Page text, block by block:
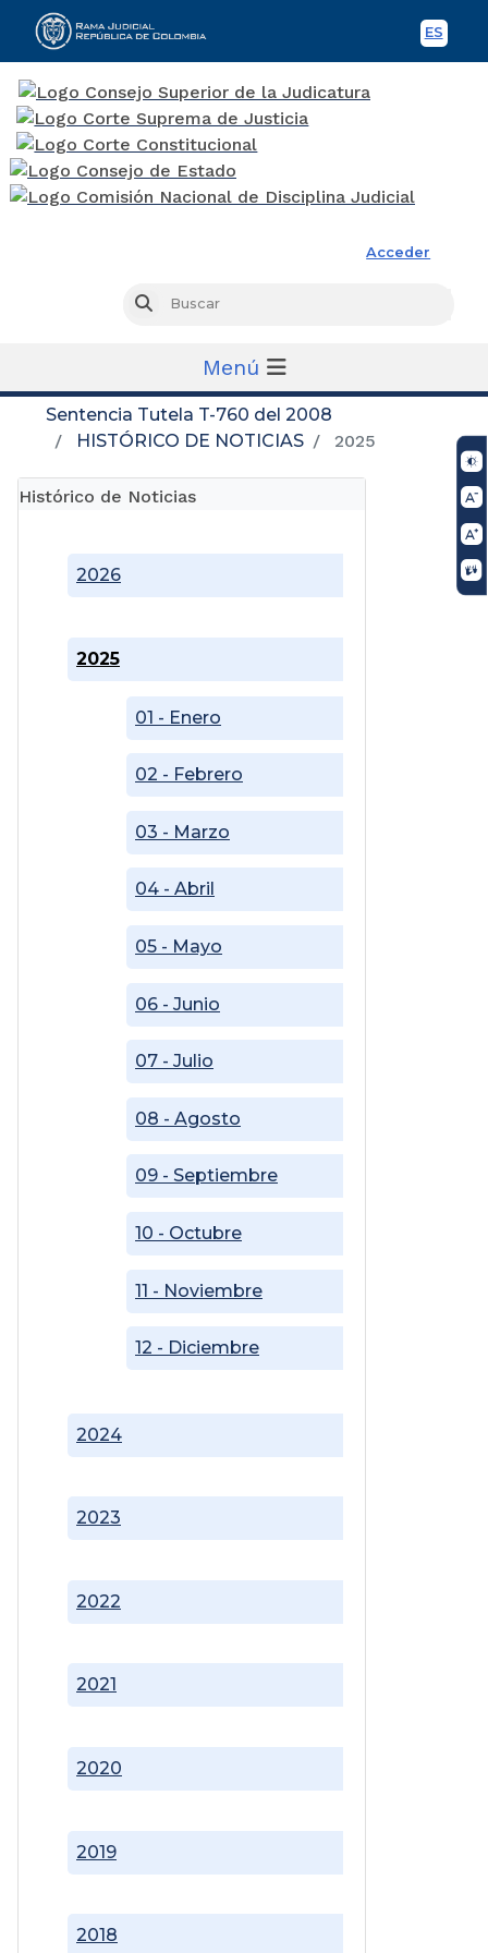
ES
Acceder
Buscar
Menú
Sentencia Tutela T-760 del 2008
HISTÓRICO DE NOTICIAS
2025
Histórico de Noticias
2018
2019
2020
2021
2022
2023
2024
2025
01 - Enero
02 - Febrero
03 - Marzo
04 - Abril
05 - Mayo
06 - Junio
07 - Julio
08 - Agosto
09 - Septiembre
10 - Octubre
11 - Noviembre
12 - Diciembre
2026